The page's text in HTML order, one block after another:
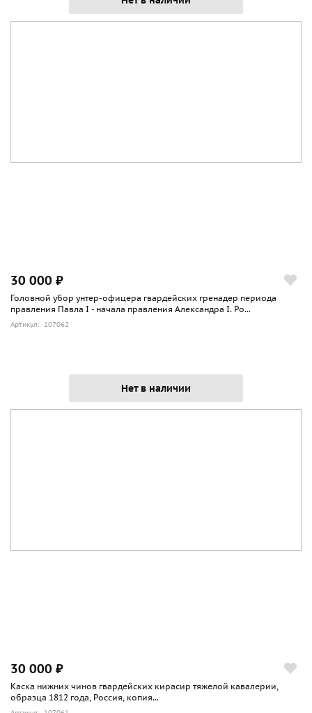
30 000 ₽
Головной убор унтер-офицера гвардейских гренадер периода
правления Павла I - начала правления Александра I. Ро...
Артикул: 107062
Нет в наличии
30 000 ₽
Каска нижних чинов гвардейских кирасир тяжелой кавалерии,
образца 1812 года, Россия, копия...